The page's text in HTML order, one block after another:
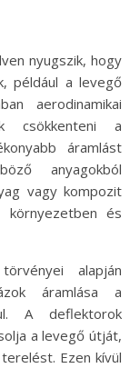
nyugszik, hogy
például a levegő
aerodinamikai
csökkenteni a
áramlást
anyagokból
vagy kompozit
környezetben és
alapján
áramlása a
A deflektorok
a levegő útját,
Ezen kívül